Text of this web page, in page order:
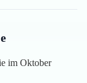
im Oktober